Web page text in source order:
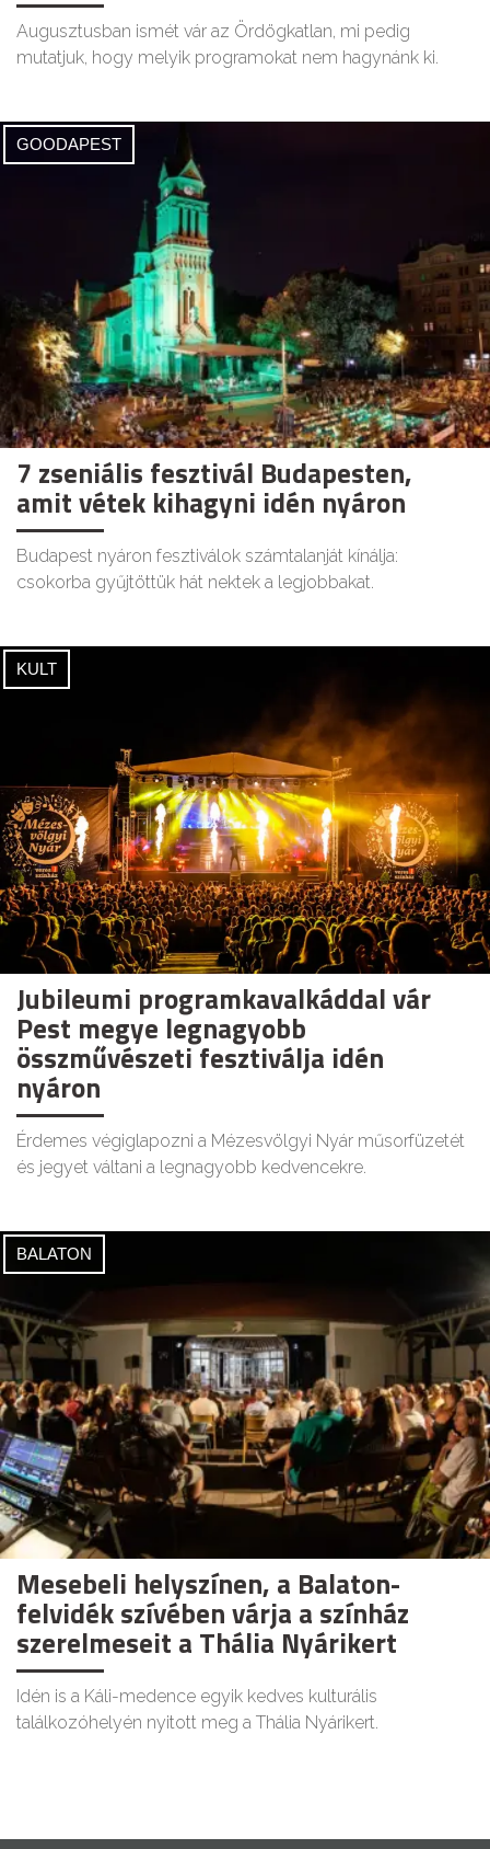
Augusztusban ismét vár az Ördögkatlan, mi pedig
mutatjuk, hogy melyik programokat nem hagynánk ki.
GOODAPEST
7 zseniális fesztivál Budapesten,
amit vétek kihagyni idén nyáron
Budapest nyáron fesztiválok számtalanját kínálja:
csokorba gyűjtöttük hát nektek a legjobbakat.
KULT
Jubileumi programkavalkáddal vár
Pest megye legnagyobb
összművészeti fesztiválja idén
nyáron
Érdemes végiglapozni a Mézesvölgyi Nyár műsorfüzetét
és jegyet váltani a legnagyobb kedvencekre.
BALATON
Mesebeli helyszínen, a Balaton-
felvidék szívében várja a színház
szerelmeseit a Thália Nyárikert
Idén is a Káli-medence egyik kedves kulturális
találkozóhelyén nyitott meg a Thália Nyárikert.